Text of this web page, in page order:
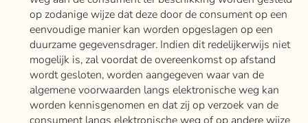
op zodanige wijze dat deze door de consument op een
eenvoudige manier kan worden opgeslagen op een
duurzame gegevensdrager. Indien dit redelijkerwijs niet
mogelijk is, zal voordat de overeenkomst op afstand
wordt gesloten, worden aangegeven waar van de
algemene voorwaarden langs elektronische weg kan
worden kennisgenomen en dat zij op verzoek van de
consument langs elektronische weg of op andere wijze